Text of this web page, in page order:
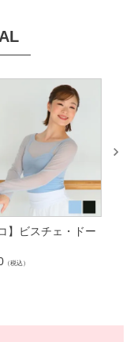
】ビスチェ・ドー
（税込）